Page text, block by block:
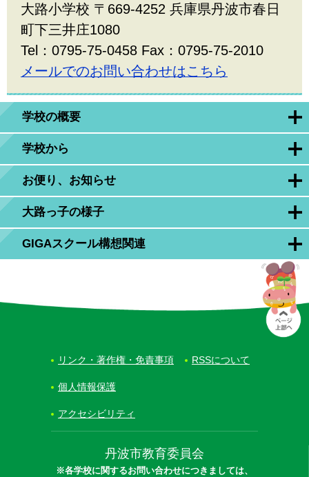
学校の概要
学校から
お便り、お知らせ
大路っ子の様子
GIGAスクール構想関連
大路小学校 〒669-4252 兵庫県丹波市春日
町下三井庄1080
Tel：0795-75-0458 Fax：0795-75-2010
メールでのお問い合わせはこちら
丹波市教育委員会
※各学校に関するお問い合わせにつきましては、
リンク・著作権・免責事項 RSSについて
個人情報保護
アクセシビリティ